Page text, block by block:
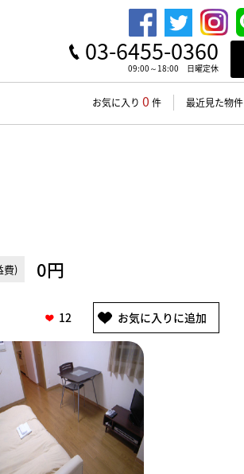
03-6455-0360
09:00～18:00 日曜定休
お気に入り 0 件 最近見た物件
費) 0円
12